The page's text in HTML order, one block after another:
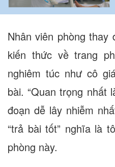
Nhân viên phòng
kiến thức về trang
nghiêm túc như cô
bài. “Quan trọng nhất
đoạn dễ lây nhiễm
“trả bài tốt” nghĩa là
phòng này.